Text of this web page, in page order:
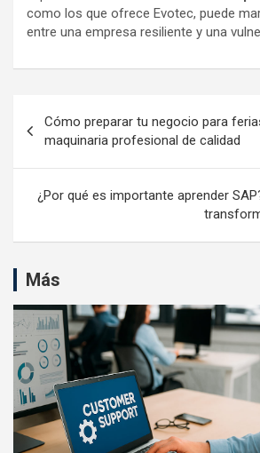
como los que ofrece Evotec, puede
entre una empresa resiliente y una
de
entradas
Cómo preparar tu negocio para
maquinaria profesional de calidad
¿Por qué es importante aprender
Más